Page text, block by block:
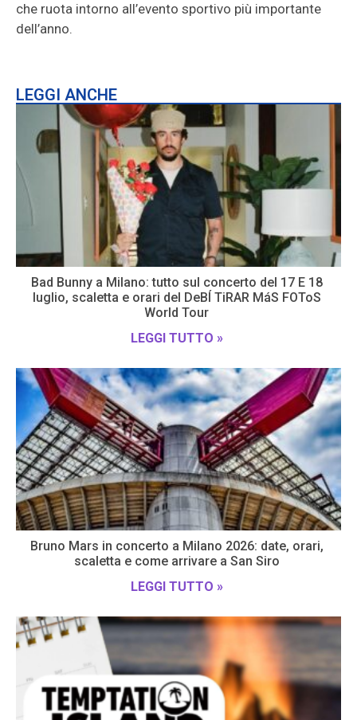
che ruota intorno all’evento sportivo più importante
dell’anno.
LEGGI ANCHE
Bad Bunny a Milano: tutto sul concerto del 17 E 18
luglio, scaletta e orari del DeBÍ TiRAR MáS FOToS
World Tour
LEGGI TUTTO »
Bruno Mars in concerto a Milano 2026: date, orari,
scaletta e come arrivare a San Siro
LEGGI TUTTO »